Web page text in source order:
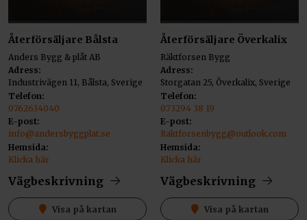
Återförsäljare Bålsta
Anders Bygg & plåt AB
Adress:
Industrivägen 11, Bålsta, Sverige
Telefon:
0762634040
E-post:
info@andersbyggplat.se
Hemsida:
Klicka här
Vägbeskrivning
Visa på kartan
Återförsäljare Överkalix
Räktforsen Bygg
Adress:
Storgatan 25, Överkalix, Sverige
Telefon:
073294 38 19
E-post:
Raktforsenbygg@outlook.com
Hemsida:
Klicka här
Vägbeskrivning
Visa på kartan